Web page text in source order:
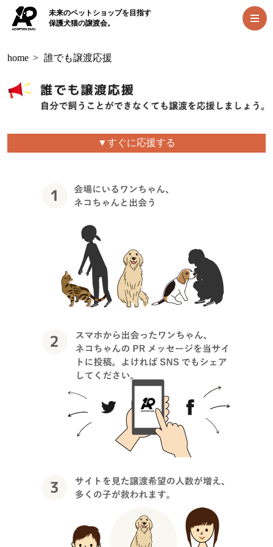
未来のペットショップを目指す
保護犬猫の譲渡会。
home > 誰でも譲渡応援
▼すぐに応援する